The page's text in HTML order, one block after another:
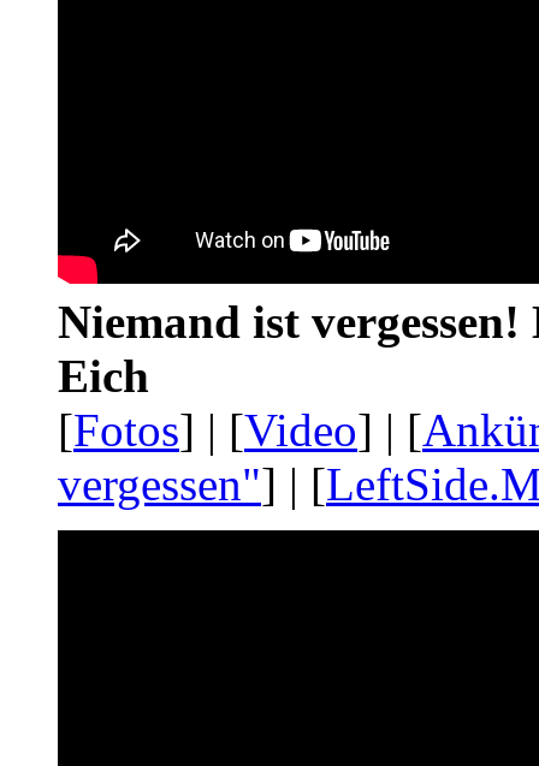
Niemand ist
Eich
[Fotos] | [Video] | [
vergessen"] | [